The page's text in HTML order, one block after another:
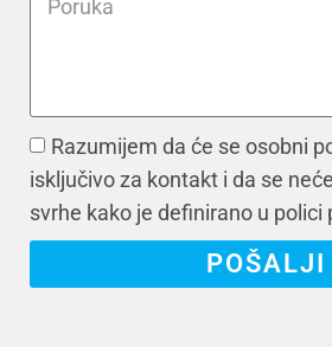
Razumijem da će se osobni
isključivo za kontakt i da se
svrhe kako je definirano u polici
POŠALJI